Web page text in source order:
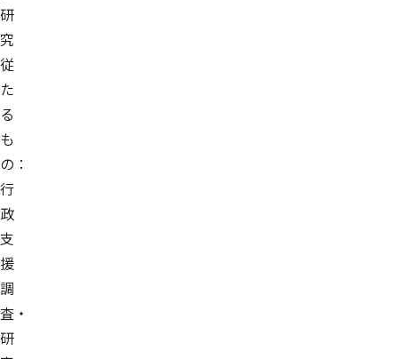
研
究
従
た
る
も
の：
行
政
支
援
調
査・
研